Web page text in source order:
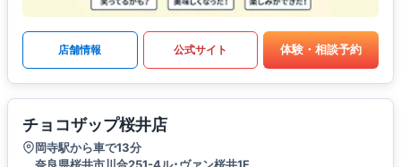
店舗情報 公式サイト 体験・相談予約
チョコザップ桜井店
岡寺駅から車で13分